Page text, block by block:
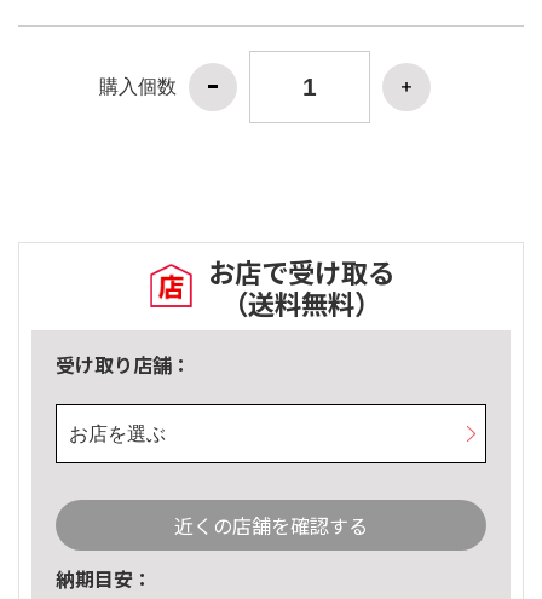
購入個数
お店で受け取る
（送料無料）
受け取り店舗：
お店を選ぶ
近くの店舗を確認する
納期目安：